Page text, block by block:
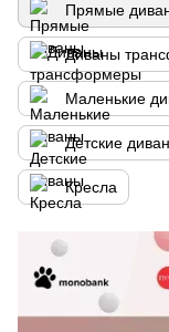
Прямые
Диваны
Маленькие
Детские
Кресла